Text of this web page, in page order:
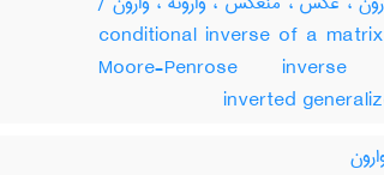
کلمات مرتبط conditional inverse of a matrix
Moore-Penrose inverse
inverted